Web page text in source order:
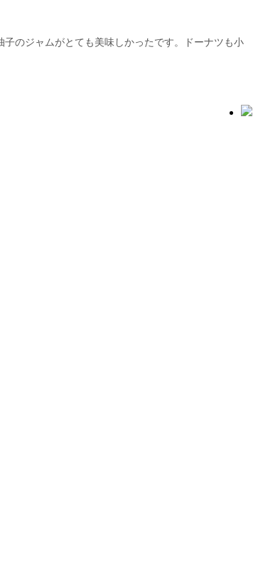
のジャムがとても美味しかったです。ドーナツも小